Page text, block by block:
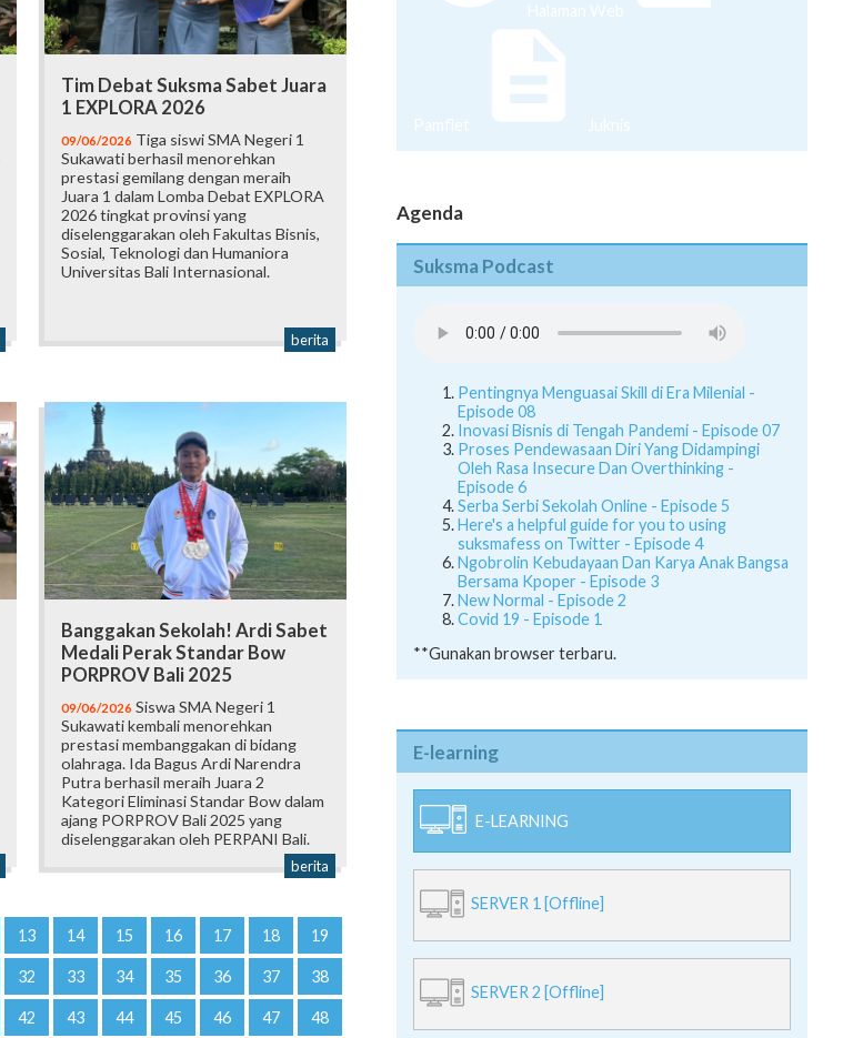
Tim Debat Suksma Sabet Juara
1 EXPLORA 2026
09/06/2026 Tiga siswi SMA Negeri 1
Sukawati berhasil menorehkan
prestasi gemilang dengan meraih
Juara 1 dalam Lomba Debat EXPLORA
2026 tingkat provinsi yang
diselenggarakan oleh Fakultas Bisnis,
Sosial, Teknologi dan Humaniora
Universitas Bali Internasional.
berita
Banggakan Sekolah! Ardi Sabet
Medali Perak Standar Bow
PORPROV Bali 2025
09/06/2026 Siswa SMA Negeri 1
Sukawati kembali menorehkan
prestasi membanggakan di bidang
olahraga. Ida Bagus Ardi Narendra
Putra berhasil meraih Juara 2
Kategori Eliminasi Standar Bow dalam
ajang PORPROV Bali 2025 yang
diselenggarakan oleh PERPANI Bali.
berita
13 14 15 16 17 18 19
32 33 34 35 36 37 38
42 43 44 45 46 47 48
Halaman Web
Pamflet Juknis
Agenda
Suksma Podcast
Pentingnya Menguasai Skill di Era Milenial -
Episode 08
Inovasi Bisnis di Tengah Pandemi - Episode 07
Proses Pendewasaan Diri Yang Didampingi
Oleh Rasa Insecure Dan Overthinking -
Episode 6
Serba Serbi Sekolah Online - Episode 5
Here's a helpful guide for you to using
suksmafess on Twitter - Episode 4
Ngobrolin Kebudayaan Dan Karya Anak Bangsa
Bersama Kpoper - Episode 3
New Normal - Episode 2
Covid 19 - Episode 1
**Gunakan browser terbaru.
E-learning
E-LEARNING
SERVER 1 [Offline]
SERVER 2 [Offline]